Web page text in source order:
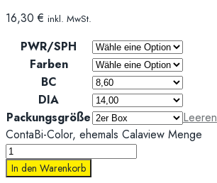
16,30€ inkl. MwSt.
PWR/SPH
Farben
BC
DIA
Packungsgröße
Leeren
ContaBi-Color, ehemals Calaview Menge
In den Warenkorb